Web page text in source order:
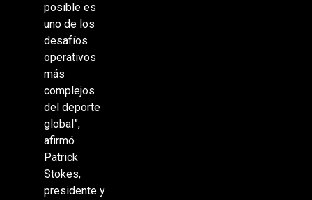
posible es
uno de los
desafíos
operativos
más
complejos
del deporte
global”,
afirmó
Patrick
Stokes,
presidente y